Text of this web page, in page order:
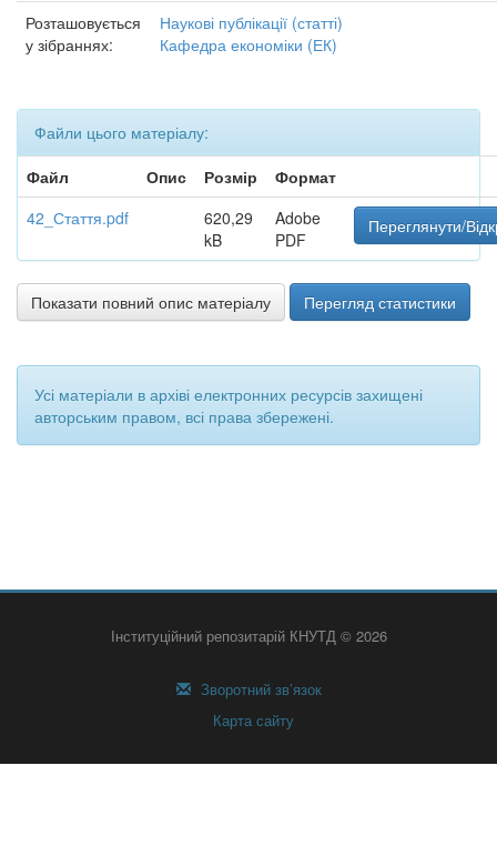
Розташовується
у зібраннях:
Наукові публікації (статті)
Кафедра економіки (ЕК)
Файли цього матеріалу:
Файл
Опис Розмір
Формат
42_Стаття.pdf
620,29
kB
Adobe
PDF
Переглянути/
Показати повний опис матеріалу Перегляд статистики
Усі матеріали в архіві електронних ресурсів захищені
авторським правом, всі права збережені.
Інституційний репозитарій КНУТД © 2026
Зворотний зв’язок
Карта сайту